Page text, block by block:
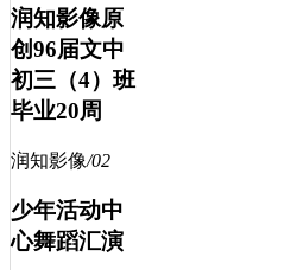
润知影像原
创96届文中
初三（4）班
毕业20周
润知影像/02
少年活动中
心舞蹈汇演